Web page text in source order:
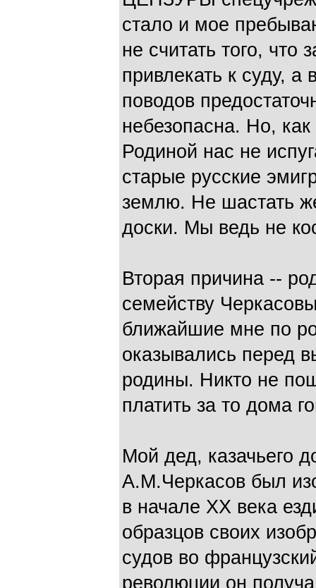
стало и мое
не считать того, что
привлекать к суду, а
поводов
небезопасна. Но,
Родиной нас не
старые русские
землю. Не шастать
доски. Мы ведь не
Вторая причина --
семейству
ближайшие мне по
оказывались перед
родины. Никто не
платить за то дома
Мой дед, казачьего
А.М.Черкасов был
в начале ХХ века
образцов своих
судов во
революции он